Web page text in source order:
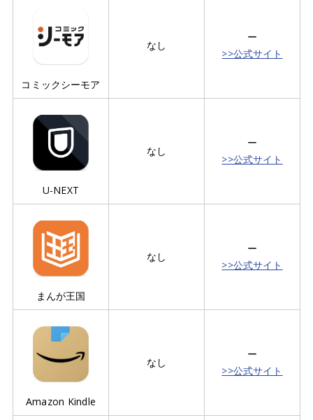
コミックシーモア
なし
ー
>>公式サイト
U-NEXT
なし
ー
>>公式サイト
まんが王国
なし
ー
>>公式サイト
Amazon Kindle
なし
ー
>>公式サイト